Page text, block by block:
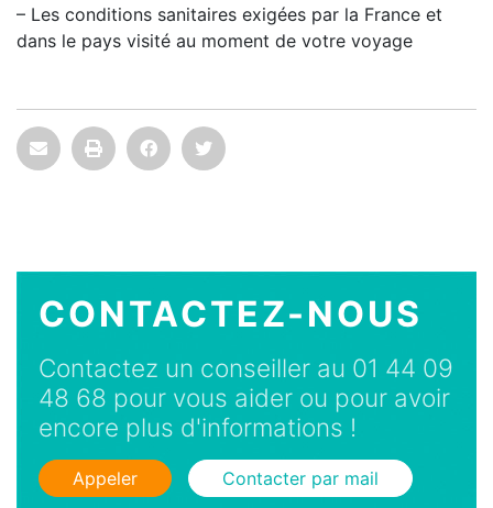
– Les conditions sanitaires exigées par la France et
dans le pays visité au moment de votre voyage
CONTACTEZ-NOUS
Contactez un conseiller au 01 44 09
48 68 pour vous aider ou pour avoir
encore plus d'informations !
Appeler Contacter par mail